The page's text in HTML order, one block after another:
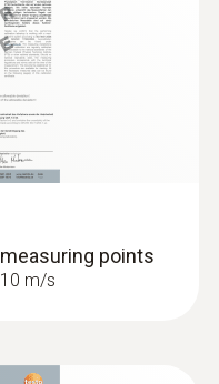
points
m/s